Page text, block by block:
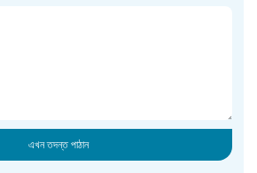
এখন তদন্ত পাঠান